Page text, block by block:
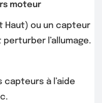
moteur
Haut) ou un capteur
l’allumage.
capteurs à l’aide